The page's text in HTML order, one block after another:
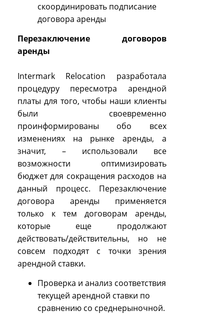
скоординировать подписание
договора аренды
Перезаключение договоров
аренды
Intermark Relocation разработала
процедуру пересмотра арендной
платы для того, чтобы наши клиенты
были своевременно
проинформированы обо всех
изменениях на рынке аренды, а
значит, – использовали все
возможности оптимизировать
бюджет для сокращения расходов на
данный процесс. Перезаключение
договора аренды применяется
только к тем договорам аренды,
которые еще продолжают
действовать/действительны, но не
совсем подходят с точки зрения
арендной ставки.
Проверка и анализ соответствия
текущей арендной ставки по
сравнению со среднерыночной.